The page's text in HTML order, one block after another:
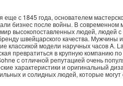
еще с 1845 года, основателем
бизнес после войны. В современном
мир высокопоставленных людей, людей
швейцарского качества. Мужчины
классикой модели наручных часов A.
превратиться в крупную компанию
с отличной репутацией очень
характеристики и оригинальный
и солидных людей, которые